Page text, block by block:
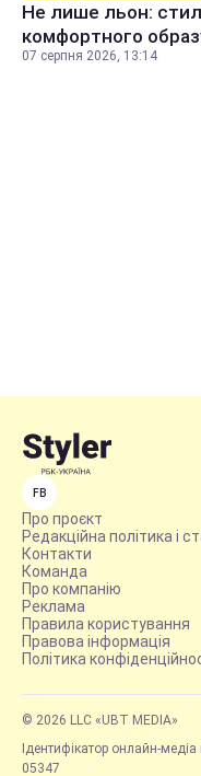
Не лише льон:
комфортного
07 серпня 2026, 13:14
FB
Про проєкт
Редакційна політика і
Контакти
Команда
Про компанію
Реклама
Правила користування
Правова інформація
Політика
© 2026 LLC «UBT MEDIA»
Ідентифікатор онлайн-медіа
05347